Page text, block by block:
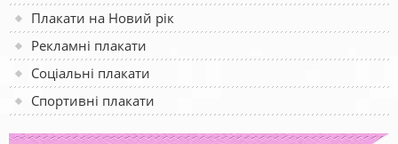
Плакати на Новий рік
Рекламні плакати
Соціальні плакати
Спортивні плакати